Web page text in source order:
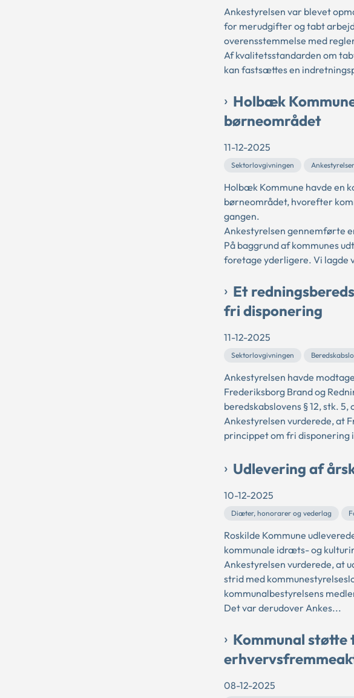
Ankestyrelsen var blevet
for merudgifter og tabt
overensstemmelse med
Af kvalitetsstandarden om
kan fastsættes en
Holbæk
børneområdet
11-12-2025
Sektorlovgivningen
Holbæk Kommune havde en
børneområdet, hvorefter
gangen.
Ankestyrelsen gennemførte
På baggrund af kommunes
foretage yderligere. Vi lagde
Et
fri disponering
11-12-2025
Sektorlovgivningen
Ankestyrelsen havde
Frederiksborg Brand og
beredskabslovens § 12, stk.
Ankestyrelsen vurderede, at
princippet om fri disponering
Udlevering af
10-12-2025
Diæter, honorarer og vederlag
Roskilde Kommune
kommunale idræts- og
Ankestyrelsen vurderede, at
strid med
kommunalbestyrelsens
Det var derudover Ankes...
Kommunal støtte
08-12-2025